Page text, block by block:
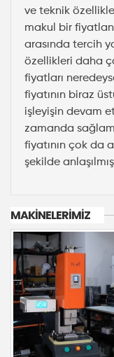
ve teknik
makul bir
arasında tercih
özellikleri daha
fiyatları
fiyatının biraz
işleyişin devam
zamanda
fiyatının çok da
şekilde
MAKINELERIMIZ